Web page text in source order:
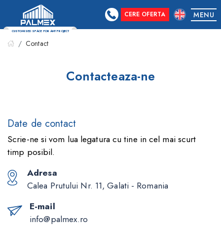
CUSTOMISED SPACE FOR ANY PROJECT
CERE OFERTA MENU
Contact
Contacteaza-ne
Date de contact
Scrie-ne si vom lua legatura cu tine in cel mai scurt
timp posibil.
Adresa
Calea Prutului Nr. 11, Galati - Romania
E-mail
info@palmex.ro